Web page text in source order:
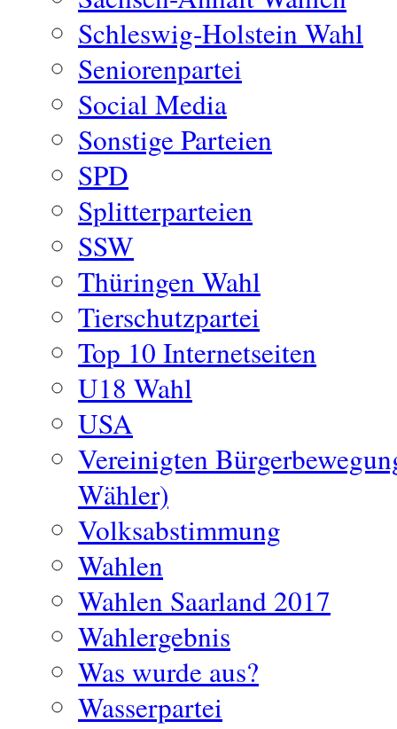
Schleswig-Holstein Wahl
Seniorenpartei
Social Media
Sonstige Parteien
SPD
Splitterparteien
SSW
Thüringen Wahl
Tierschutzpartei
Top 10 Internetseiten
U18 Wahl
USA
Vereinigten
Wähler)
Volksabstimmung
Wahlen
Wahlen Saarland 2017
Wahlergebnis
Was wurde aus?
Wasserpartei